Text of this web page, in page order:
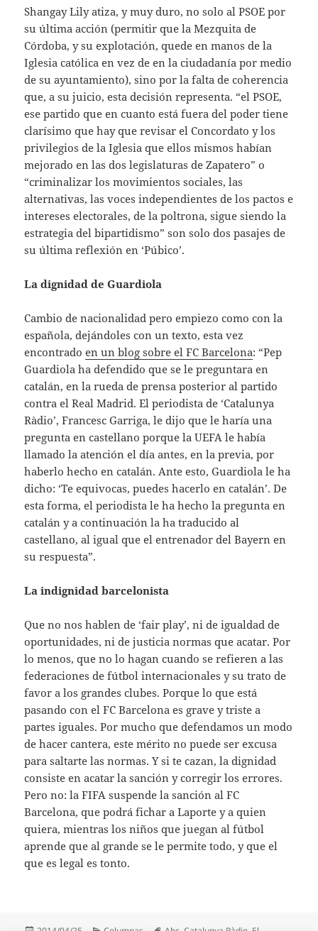
Shangay Lily atiza, y muy duro, no solo al PSOE por
su última acción (permitir que la Mezquita de
Córdoba, y su explotación, quede en manos de la
Iglesia católica en vez de en la ciudadanía por medio
de su ayuntamiento), sino por la falta de coherencia
que, a su juicio, esta decisión representa. “el PSOE,
ese partido que en cuanto está fuera del poder tiene
clarísimo que hay que revisar el Concordato y los
privilegios de la Iglesia que ellos mismos habían
mejorado en las dos legislaturas de Zapatero” o
“criminalizar los movimientos sociales, las
alternativas, las voces independientes de los pactos e
intereses electorales, de la poltrona, sigue siendo la
estrategia del bipartidismo” son solo dos pasajes de
su última reflexión en ‘Púbico’.
La dignidad de Guardiola
Cambio de nacionalidad pero empiezo como con la
española, dejándoles con un texto, esta vez
encontradoen un blog sobre el FC Barcelona: “Pep
Guardiola ha defendido que se le preguntara en
catalán, en la rueda de prensa posterior al partido
contra el Real Madrid. El periodista de ‘Catalunya
Ràdio’, Francesc Garriga, le dijo que le haría una
pregunta en castellano porque la UEFA le había
llamado la atención el día antes, en la previa, por
haberlo hecho en catalán. Ante esto, Guardiola le ha
dicho: ‘Te equivocas, puedes hacerlo en catalán’. De
esta forma, el periodista le ha hecho la pregunta en
catalán y a continuación la ha traducido al
castellano, al igual que el entrenador del Bayern en
su respuesta”.
La indignidad barcelonista
Que no nos hablen de ‘fair play’, ni de igualdad de
oportunidades, ni de justicia normas que acatar. Por
lo menos, que no lo hagan cuando se refieren a las
federaciones de fútbol internacionales y su trato de
favor a los grandes clubes. Porque lo que está
pasando con el FC Barcelona es grave y triste a
partes iguales. Por mucho que defendamos un modo
de hacer cantera, este mérito no puede ser excusa
para saltarte las normas. Y si te cazan, la dignidad
consiste en acatar la sanción y corregir los errores.
Pero no: la FIFA suspende la sanción al FC
Barcelona, que podrá fichar a Laporte y a quien
quiera, mientras los niños que juegan al fútbol
aprende que al grande se le permite todo, y que el
que es legal es tonto.